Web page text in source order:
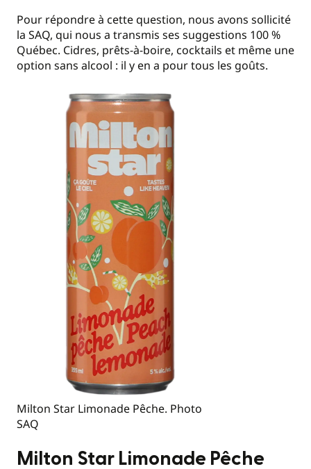
Pour répondre à cette question, nous avons sollicité
la SAQ, qui nous a transmis ses suggestions 100 %
Québec. Cidres, prêts-à-boire, cocktails et même une
option sans alcool : il y en a pour tous les goûts.
Milton Star Limonade Pêche. Photo
SAQ
Milton Star Limonade Pêche